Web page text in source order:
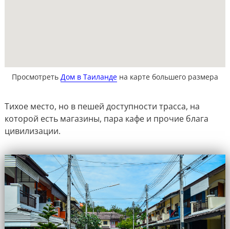
Просмотреть Дом в Таиландена карте большего размера
Тихое место, но в пешей доступности трасса, на
которой есть магазины, пара кафе и прочие блага
цивилизации.